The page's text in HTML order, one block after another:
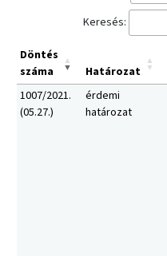
Keresés:
Döntés
száma
Határozat
1007/2021.
(05.27.)
érdemi
határozat